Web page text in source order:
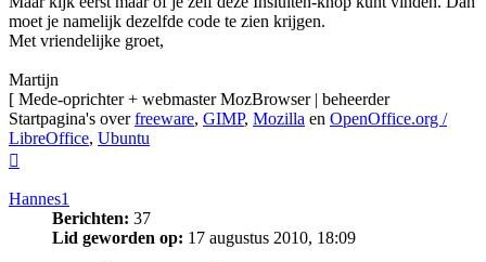
moet je namelijk dezelfde code te zien krijgen.
Met vriendelijke groet,
Martijn
[ Mede-oprichter + webmaster MozBrowser | beheerder
Startpagina's overfreeware, GIMP, Mozilla en OpenOffice.org /
LibreOffice, Ubuntu
Hannes1
Berichten: 37
Lid geworden op: 17 augustus 2010, 18:09